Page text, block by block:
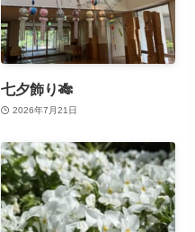
七夕飾り🎋
2026年7月21日